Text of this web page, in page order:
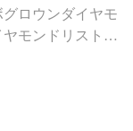
ロウンダイヤモ
モンドリストは